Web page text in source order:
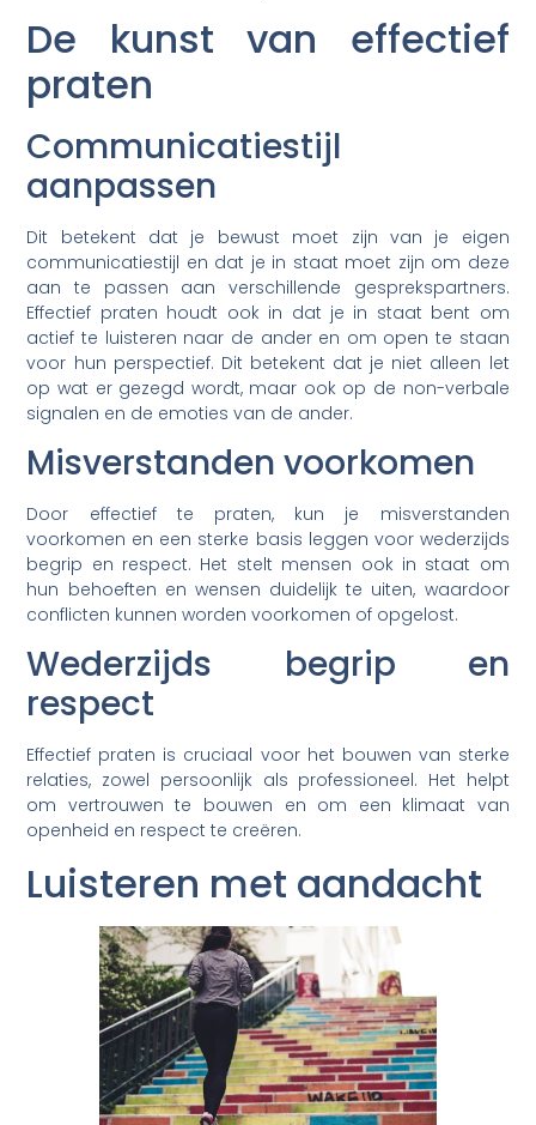
De kunst van effectief
praten
Communicatiestijl
aanpassen
Dit betekent dat je bewust moet zijn van je eigen
communicatiestijl en dat je in staat moet zijn om deze
aan te passen aan verschillende gesprekspartners.
Effectief praten houdt ook in dat je in staat bent om
actief te luisteren naar de ander en om open te staan
voor hun perspectief. Dit betekent dat je niet alleen let
op wat er gezegd wordt, maar ook op de non-verbale
signalen en de emoties van de ander.
Misverstanden voorkomen
Door effectief te praten, kun je misverstanden
voorkomen en een sterke basis leggen voor wederzijds
begrip en respect. Het stelt mensen ook in staat om
hun behoeften en wensen duidelijk te uiten, waardoor
conflicten kunnen worden voorkomen of opgelost.
Wederzijds begrip en
respect
Effectief praten is cruciaal voor het bouwen van sterke
relaties, zowel persoonlijk als professioneel. Het helpt
om vertrouwen te bouwen en om een klimaat van
openheid en respect te creëren.
Luisteren met aandacht